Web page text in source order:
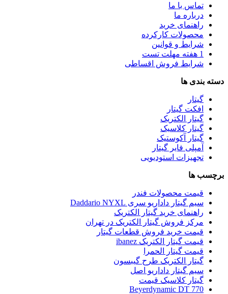
تماس با ما
درباره ما
راهنمای خرید
محصولات کارکرده
شرایط و قوانین
1 هفته مهلت تست
شرایط فروش اقساطی
دسته بندی ها
گیتار
افکت گیتار
گیتار الکتریک
گیتار کلاسیک
گیتار آکوستیک
آمپلی فایر گیتار
تجهیزات استودیویی
برچسب ها
قیمت محصولات فندر
سیم گیتار داداریو سری Daddario NYXL
راهنمای خرید گیتار الکتریک
مرکز فروش گیتار الکتریک در تهران
قیمت خرید فروش قطعات گیتار
قیمت گیتار الکتریک ibanez
قیمت گیتار الحمرا
گیتار الکتریک طرح گیبسون
سیم گیتار داداریو اصل
گیتار کلاسیک قیمت
Beyerdynamic DT 770